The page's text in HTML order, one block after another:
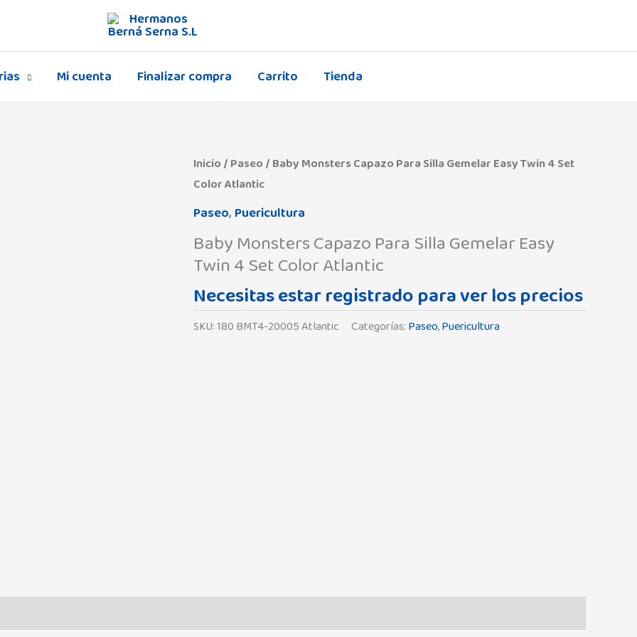
Mi cuenta Finalizar compra Carrito Tienda
Inicio/Paseo/ Baby Monsters Capazo Para Silla Gemelar Easy Twin 4 Set
Color Atlantic
Paseo, Puericultura
Baby Monsters Capazo Para Silla Gemelar Easy
Twin 4 Set Color Atlantic
Necesitas estar registrado para ver los precios
SKU:180 BMT4-20005 Atlantic Categorías: Paseo,Puericultura